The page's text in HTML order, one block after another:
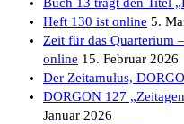
Heft 130 ist online 5.
Zeit für das Quarterium
online 15. Februar 2026
Der Zeitamulus,
DORGON 127
Januar 2026